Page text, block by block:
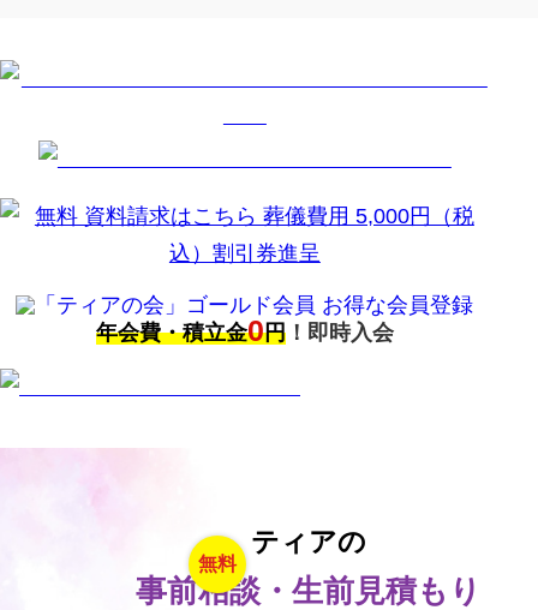
年会費・積立金0円！即時入会
無料
ティアの
事前相談・生前見積もり